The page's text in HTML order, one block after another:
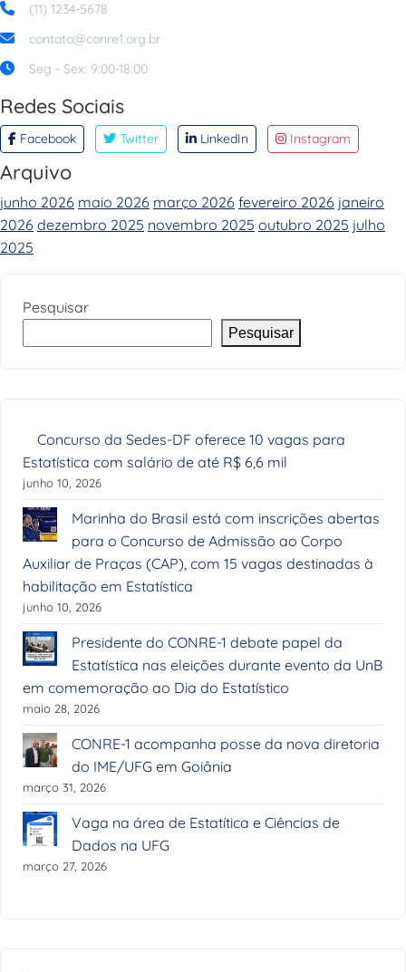
(11) 1234-5678
contato@conre1.org.br
Seg - Sex: 9:00-18:00
Redes Sociais
Facebook Twitter LinkedIn Instagram
Arquivo
junho 2026 maio 2026 março 2026 fevereiro 2026 janeiro
2026 dezembro 2025 novembro 2025 outubro 2025 julho
2025
Pesquisar
Pesquisar
Concurso da Sedes-DF oferece 10 vagas para
Estatística com salário de até R$ 6,6 mil
junho 10, 2026
Marinha do Brasil está com inscrições abertas
para o Concurso de Admissão ao Corpo
Auxiliar de Praças (CAP), com 15 vagas destinadas à
habilitação em Estatística
junho 10, 2026
Presidente do CONRE-1 debate papel da
Estatística nas eleições durante evento da UnB
em comemoração ao Dia do Estatístico
maio 28, 2026
CONRE-1 acompanha posse da nova diretoria
do IME/UFG em Goiânia
março 31, 2026
Vaga na área de Estatítica e Ciências de
Dados na UFG
março 27, 2026